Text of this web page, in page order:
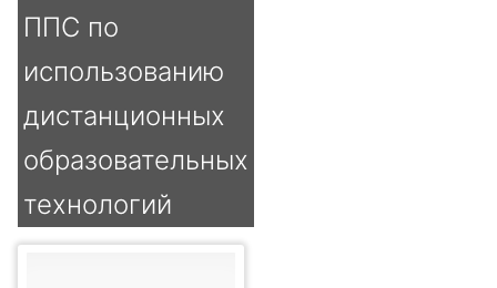
ППС по
использованию
дистанционных
образовательных
технологий